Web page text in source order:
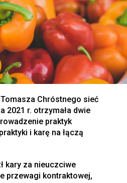
Chróstnego sieć
2021 r. otrzymała dwie
praktyk
i karę na łączą
kary za nieuczciwe
przewagi kontraktowej,